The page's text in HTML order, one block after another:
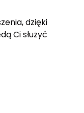
dzięki
Ci służyć